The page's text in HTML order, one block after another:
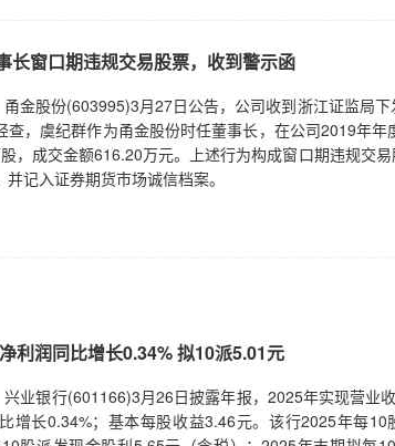
长窗口期违规交易股票，收到警示函
金股份(603995)3月27日公告，公司收到浙江证监局
查，虞纪群作为甬金股份时任董事长，在公司2019年
，成交金额616.20万元。上述行为构成窗口期违规交
记入证券期货市场诚信档案。
利润同比增长0.34% 拟10派5.01元
业银行(601166)3月26日披露年报，2025年实现营业
增长0.34%；基本每股收益3.46元。该行2025年每